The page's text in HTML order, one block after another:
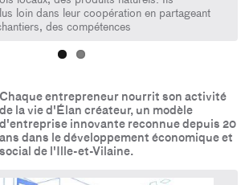
loin dans leur coopération en partageant
des compétences
Chaque entrepreneur nourrit son activité
de la vie d'Élan créateur, un modèle
d'entreprise innovante reconnue depuis 20
ans dans le développement économique et
social de l'Ille-et-Vilaine.